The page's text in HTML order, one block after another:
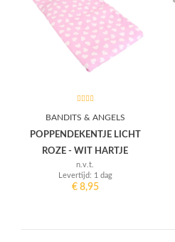
BANDITS & ANGELS
POPPENDEKENTJE LICHT
ROZE - WIT HARTJE
n.v.t.
Levertijd: 1 dag
€ 8,95